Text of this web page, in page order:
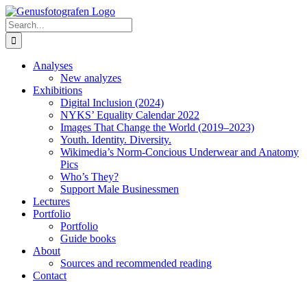
Skip
to
content
Search
for:
Analyses
New analyzes
Exhibitions
Digital Inclusion (2024)
NYKS’ Equality Calendar 2022
Images That Change the World (2019–2023)
Youth. Identity. Diversity.
Wikimedia’s Norm-Concious Underwear and Anatomy
Pics
Who’s They?
Support Male Businessmen
Lectures
Portfolio
Portfolio
Guide books
About
Sources and recommended reading
Contact